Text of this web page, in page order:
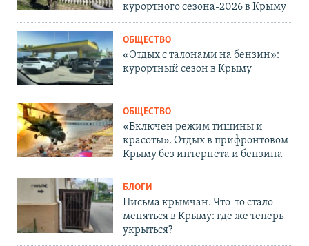
курортного сезона-2026 в Крыму
ОБЩЕСТВО
«Отдых с талонами на бензин»:
курортный сезон в Крыму
ОБЩЕСТВО
«Включен режим тишины и
красоты». Отдых в прифронтовом
Крыму без интернета и бензина
БЛОГИ
Письма крымчан. Что-то стало
меняться в Крыму: где же теперь
укрыться?